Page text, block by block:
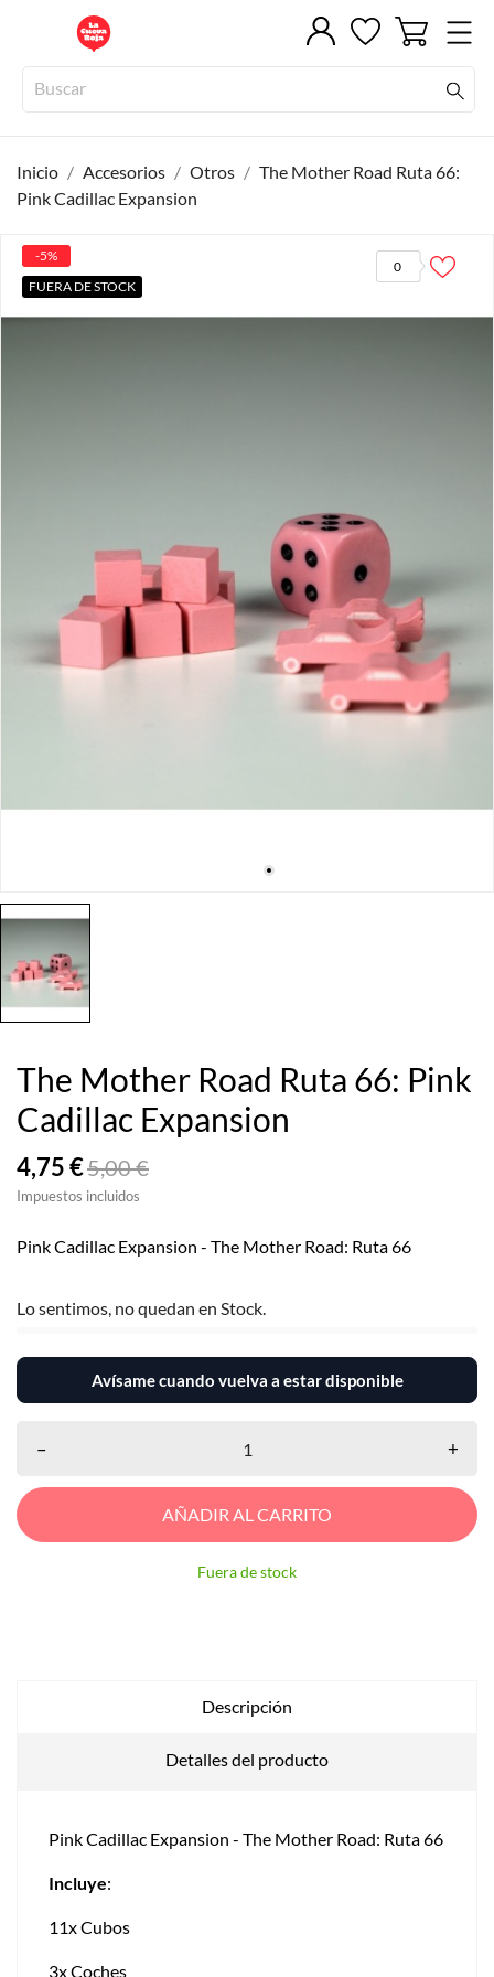
Inicio Accesorios Otros
The Mother Road Ruta 66:
Pink Cadillac Expansion
0
-5%
FUERA DE STOCK
The Mother Road Ruta 66: Pink
Cadillac Expansion
4,75 €5,00 €
Impuestos incluidos
Pink Cadillac Expansion - The Mother Road: Ruta 66
Lo sentimos, no quedan en Stock.
Avísame cuando vuelva a estar disponible
– +
AÑADIR AL CARRITO
Fuera de stock
Descripción
Detalles del producto
Pink Cadillac Expansion - The Mother Road: Ruta 66
Incluye:
11x Cubos
3x Coches